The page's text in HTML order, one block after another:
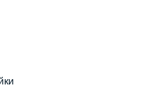
- рядом магазины, транспорт,